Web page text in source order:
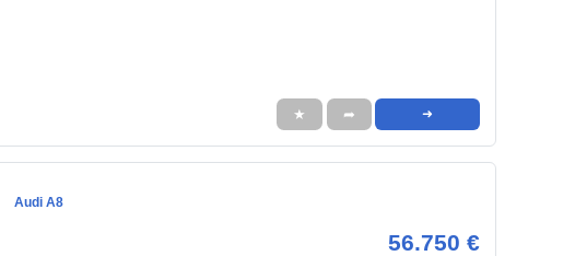
★ ➦ ➜
Audi A8
56.750 €